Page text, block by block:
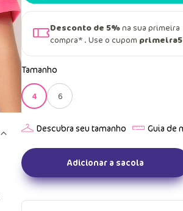
Desconto de 5%na sua primeira
compra* . Use o cupom primeira5
Tamanho
4 6
Adicionar a sacola